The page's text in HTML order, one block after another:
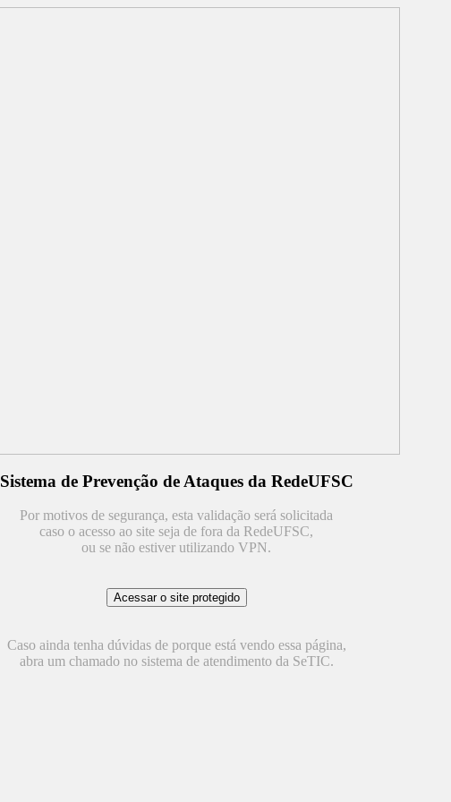
Sistema de Prevenção de Ataques da RedeUFSC
Por motivos de segurança, esta validação será solicitada
caso o acesso ao site seja de fora da RedeUFSC,
ou se não estiver utilizando VPN.
Caso ainda tenha dúvidas de porque está vendo essa página,
abra um chamado no sistema de atendimento da SeTIC.